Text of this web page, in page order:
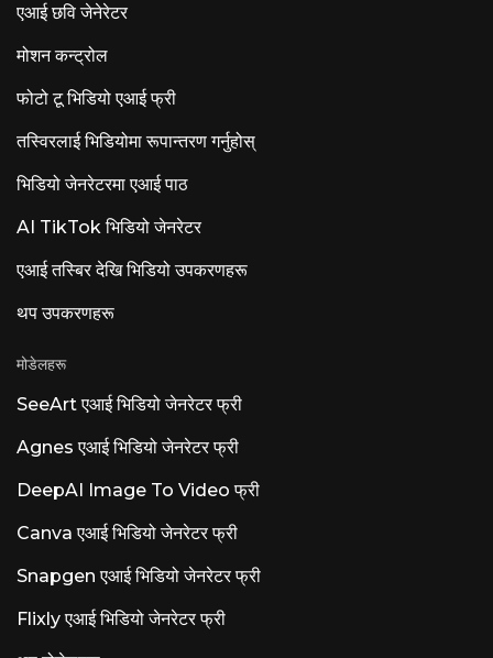
एआई छवि जेनेरेटर
मोशन कन्ट्रोल
फोटो टू भिडियो एआई फ्री
तस्विरलाई भिडियोमा रूपान्तरण गर्नुहोस्
भिडियो जेनरेटरमा एआई पाठ
AI TikTok भिडियो जेनरेटर
एआई तस्बिर देखि भिडियो उपकरणहरू
थप उपकरणहरू
मोडेलहरू
SeeArt एआई भिडियो जेनरेटर फ्री
Agnes एआई भिडियो जेनरेटर फ्री
DeepAI Image To Video फ्री
Canva एआई भिडियो जेनरेटर फ्री
Snapgen एआई भिडियो जेनरेटर फ्री
Flixly एआई भिडियो जेनरेटर फ्री